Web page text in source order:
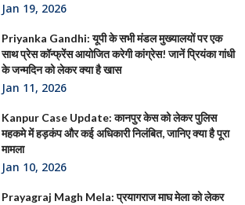
Jan 19, 2026
Priyanka Gandhi: यूपी के सभी मंडल मुख्यालयों पर एक
साथ प्रेस कॉन्फ्रेंस आयोजित करेगी कांग्रेस! जानें प्रियंका गांधी
के जन्मदिन को लेकर क्या है खास
Jan 11, 2026
Kanpur Case Update: कानपुर केस को लेकर पुलिस
महकमे में हड़कंप और कई अधिकारी निलंबित, जानिए क्या है पूरा
मामला
Jan 10, 2026
Prayagraj Magh Mela: प्रयागराज माघ मेला को लेकर